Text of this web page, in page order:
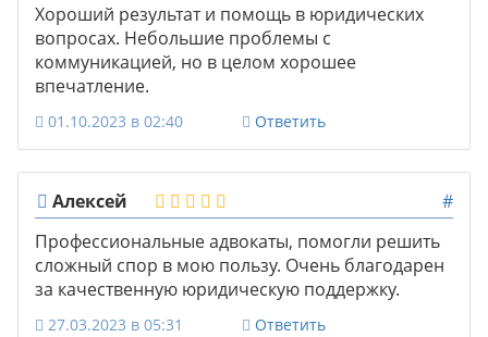
Хороший результат и помощь в юридических
вопросах. Небольшие проблемы с
коммуникацией, но в целом хорошее
впечатление.
01.10.2023 в 02:40 Ответить
Алексей
#
Профессиональные адвокаты, помогли решить
сложный спор в мою пользу. Очень благодарен
за качественную юридическую поддержку.
27.03.2023 в 05:31 Ответить